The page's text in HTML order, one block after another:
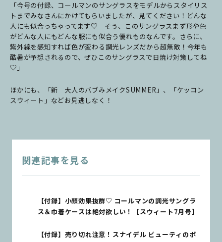
「今号の付録、コールマンのサングラスをモデルからスタイリス
トまでみなさんにかけてもらいましたが、見てください！どんな
人にも似合っちゃってます♡ そう、このサングラスまず形や色
がどんな人にもどんな服にも似合う優れものなんです。さらに、
紫外線を感知すれば色が変わる調光レンズだから超無敵！今年も
酷暑が予想されるので、ぜひこのサングラスで日焼け対策してね
♡」
ほかにも、「新 大人のバブみメイクSUMMER」、「ケッコン
スウィート」などお見逃しなく！
関連記事を見る
【付録】小顔効果抜群♡ コールマンの調光サングラ
ス＆巾着ケースは絶対欲しい！【スウィート7月号】
【付録】売り切れ注意！スナイデル ビューティのポ